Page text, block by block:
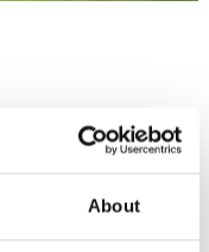
About